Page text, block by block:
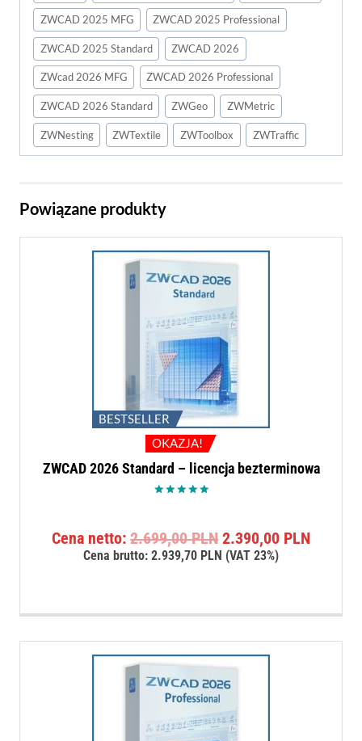
ZWCAD 2025 MFG ZWCAD 2025 Professional
ZWCAD 2025 Standard ZWCAD 2026
ZWcad 2026 MFG ZWCAD 2026 Professional
ZWCAD 2026 Standard ZWGeo ZWMetric
ZWNesting ZWTextile ZWToolbox ZWTraffic
Powiązane produkty
BESTSELLER
OKAZJA!
ZWCAD 2026 Standard – licencja bezterminowa
Cena netto:2.699,00PLN Pierwotna
cena
2.390,00 PLN
Cena brutto:2.939,70 PLN (VAT 23%)